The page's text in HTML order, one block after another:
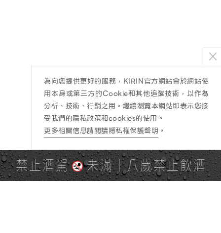
禁止酒駕 未滿十八歲禁止飲酒
為向您提供更好的服務，KIRIN官方網站會於網站使
用本身或第三方的Cookie和其他追蹤技術，以作為
分析、技術、行銷之用。繼續瀏覽本網站即表示您接
受我們的隱私政策和cookies的使用。
更多相關信息請閱讀隱私權保護聲明 。
PAGE TOP